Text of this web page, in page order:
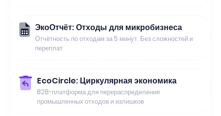
ЭкоОтчёт: Отходы для микробизнеса
Отчётность по отходам за 5 минут. Без сложностей и
переплат
EcoCircle: Циркулярная экономика
B2B-платформа для перераспределения
промышленных отходов и излишков